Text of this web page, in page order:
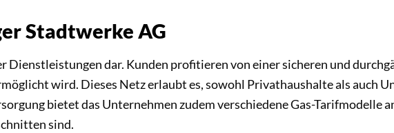
Stadtwerke AG
dar. Kunden profitieren von einer sicheren und
wird. Dieses Netz erlaubt es, sowohl Privathaushalte als auch
bietet das Unternehmen zudem verschiedene Gas-Tarifmodelle
sind.